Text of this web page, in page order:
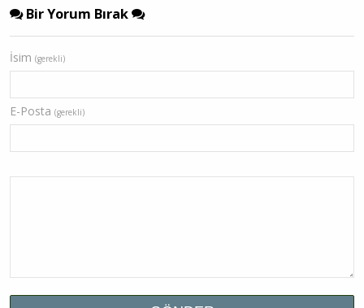
Bir Yorum Bırak
İsim (gerekli)
E-Posta (gerekli)